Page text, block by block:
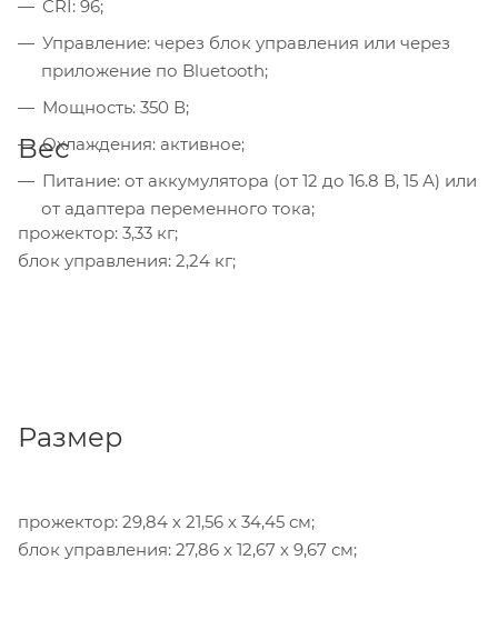
CRI: 96;
Управление: через блок управления или через
приложение по Bluetooth;
Мощность: 350 В;
Охлаждения: активное;
Питание: от аккумулятора (от 12 до 16.8 В, 15 А) или
от адаптера переменного тока;
Вес
прожектор: 3,33 кг;
блок управления: 2,24 кг;
Размер
прожектор: 29,84 х 21,56 х 34,45 см;
блок управления: 27,86 х 12,67 х 9,67 см;